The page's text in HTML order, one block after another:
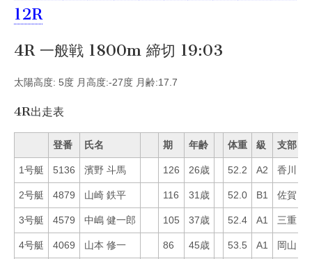
12R
4R 一般戦 1800m 締切 19:03
太陽高度: 5度 月高度:-27度 月齢:17.7
4R出走表
登番 氏名 期 年齢 体重 級 支部
1号艇 5136 濱野 斗馬 126 26歳 52.2 A2 香川
2号艇 4879 山崎 鉄平 116 31歳 52.0 B1 佐賀
3号艇 4579 中嶋 健一郎 105 37歳 52.4 A1 三重
4号艇 4069 山本 修一 86 45歳 53.5 A1 岡山